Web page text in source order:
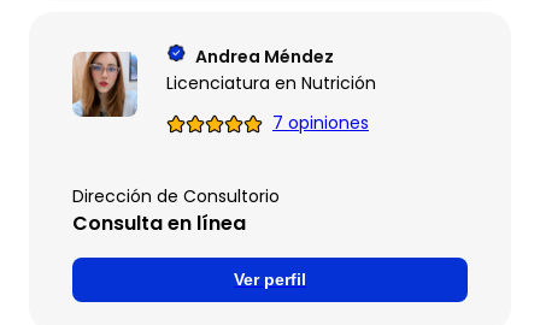
Andrea Méndez
Licenciatura en Nutrición
7 opiniones
Dirección de Consultorio
Consulta en línea
Ver perfil